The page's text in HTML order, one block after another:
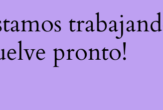
pronto!